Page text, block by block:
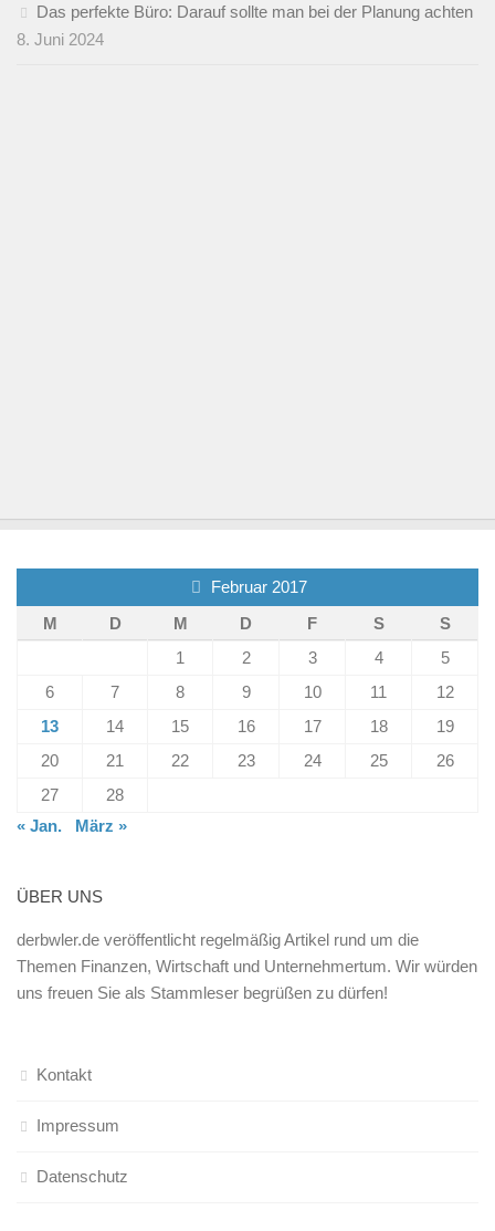
Das perfekte Büro: Darauf sollte man bei der Planung achten
8. Juni 2024
Februar 2017
M
D M D F S
S
1
2 3 4
5
6
7 8 9 10 11
12
13
14 15 16 17 18
19
20
21 22 23 24 25
26
27
28
« Jan.
März »
ÜBER UNS
derbwler.de veröffentlicht regelmäßig Artikel rund um die
Themen Finanzen, Wirtschaft und Unternehmertum. Wir würden
uns freuen Sie als Stammleser begrüßen zu dürfen!
Kontakt
Impressum
Datenschutz